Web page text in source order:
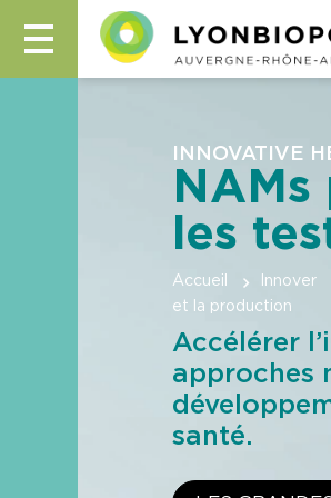
INNOVATIVE
les
Accueil Innover
et la production
Accélérer
approches
santé.